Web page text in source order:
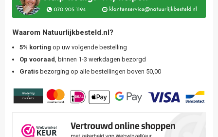
Waarom Natuurlijkbesteld.nl?
5% korting op uw volgende bestelling
Op vooraad
, binnen 1-3 werkdagen bezorgd
Gratis bezorging op alle bestellingen boven 50,00